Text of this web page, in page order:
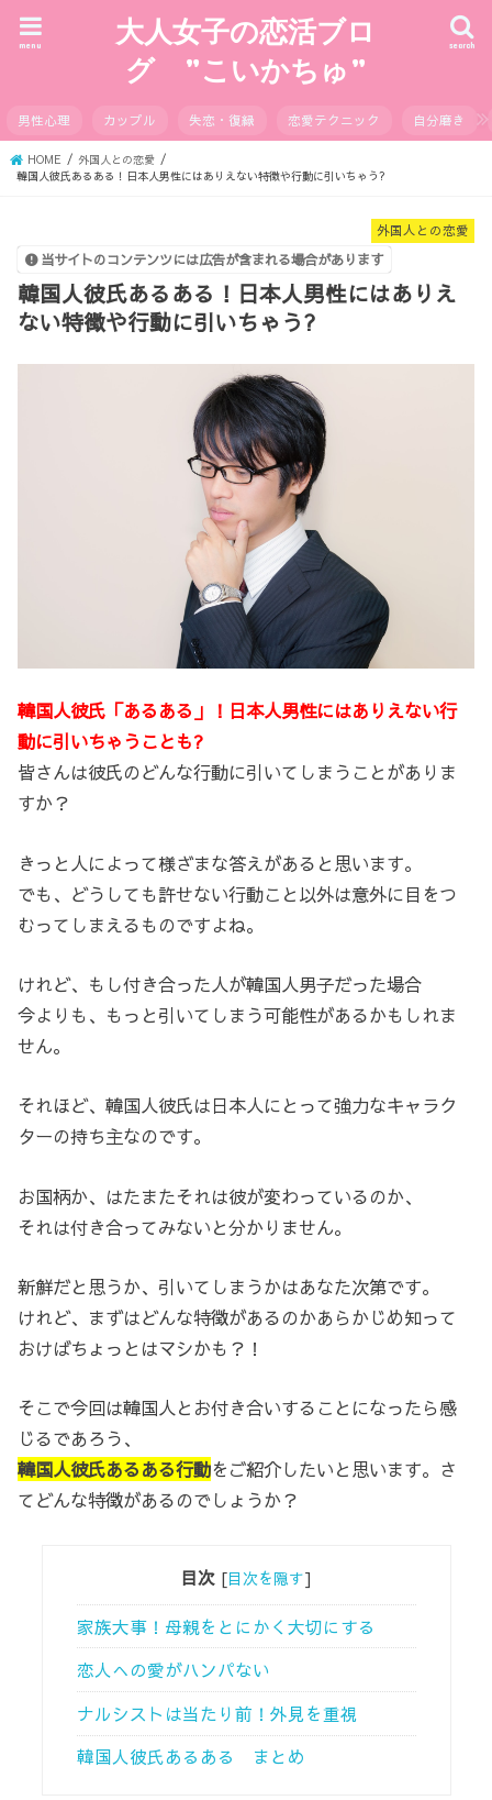
大人女子の恋活ブロ
グ ”こいかちゅ”
search
menu
男性心理 カップル 失恋・復縁 恋愛テクニック 自分磨き
HOME
外国人との恋愛
韓国人彼氏あるある！日本人男性にはありえない特徴や行動に引いちゃう?
外国人との恋愛
当サイトのコンテンツには広告が含まれる場合があります
韓国人彼氏あるある！日本人男性にはありえ
ない特徴や行動に引いちゃう?
韓国人彼氏「あるある」！日本人男性にはありえない行
動に引いちゃうことも?
皆さんは彼氏のどんな行動に引いてしまうことがありま
すか？
きっと人によって様ざまな答えがあると思います。
でも、どうしても許せない行動こと以外は意外に目をつ
むってしまえるものですよね。
けれど、もし付き合った人が韓国人男子だった場合
今よりも、もっと引いてしまう可能性があるかもしれま
せん。
それほど、韓国人彼氏は日本人にとって強力なキャラク
ターの持ち主なのです。
お国柄か、はたまたそれは彼が変わっているのか、
それは付き合ってみないと分かりません。
新鮮だと思うか、引いてしまうかはあなた次第です。
けれど、まずはどんな特徴があるのかあらかじめ知って
おけばちょっとはマシかも？！
そこで今回は韓国人とお付き合いすることになったら感
じるであろう、
韓国人彼氏あるある行動をご紹介したいと思います。さ
てどんな特徴があるのでしょうか？
目次 [目次を隠す]
家族大事！母親をとにかく大切にする
恋人への愛がハンパない
ナルシストは当たり前！外見を重視
韓国人彼氏あるある まとめ